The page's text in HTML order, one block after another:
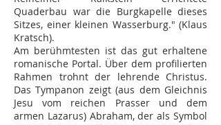
Quaderbau war die Burgkapelle dieses
Sitzes, einer kleinen Wasserburg." (Klaus
Kratsch).
Am berühmtesten ist das gut erhaltene
romanische Portal. Über dem profilierten
Rahmen trohnt der lehrende Christus.
Das Tympanon zeigt (aus dem Gleichnis
Jesu vom reichen Prasser und dem
armen Lazarus) Abraham, der als Symbol